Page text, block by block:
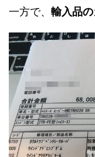
一方で、 輸入品